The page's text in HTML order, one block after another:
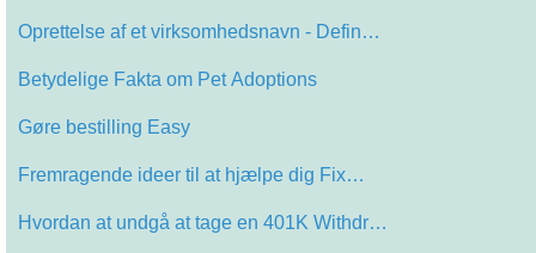
Oprettelse af et virksomhedsnavn - Defin…
Betydelige Fakta om Pet Adoptions
Gøre bestilling Easy
Fremragende ideer til at hjælpe dig Fix…
Hvordan at undgå at tage en 401K Withdr…